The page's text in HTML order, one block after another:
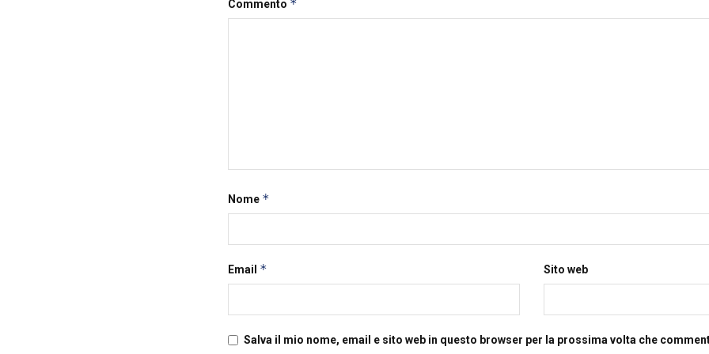
Commento *
Nome *
Email * Sito web
Salva il mio nome, email e sito web in questo browser per la prossima volta che